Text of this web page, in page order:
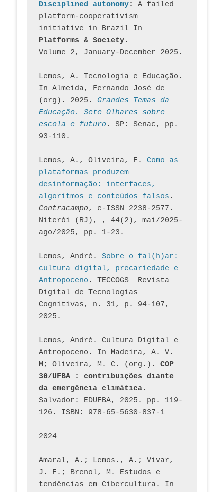
Disciplined autonomy: A failed
platform-cooperativism
initiative in Brazil In
Platforms & Society.
Volume 2, January-December 2025.
Lemos, A. Tecnologia e Educação.
In Almeida, Fernando José de
(org). 2025. Grandes Temas da
Educação. Sete Olhares sobre
escola e futuro. SP: Senac, pp.
93-110.
Lemos, A., Oliveira, F. Como as
plataformas produzem
desinformação: interfaces,
algoritmos e conteúdos falsos
Contracampo, e-ISSN 2238-2577.
Niterói (RJ), , 44(2), mai/2025-
ago/2025, pp. 1-23.
Lemos, André. Sobre o fal(h)ar:
cultura digital, precariedade e
Antropoceno . TECCOGS— Revista
Digital de Tecnologias
Cognitivas, n. 31, p. 94-107,
2025.
Lemos, André. Cultura Digital e
Antropoceno. In Madeira, A. V.
M; Oliveira, M. C. (org.). COP
30/UFBA : contribuições diante
da emergência climática.
Salvador: EDUFBA, 2025. pp. 119-
126. ISBN: 978-65-5630-837-1
2024
Amaral, A.; Lemos., A.; Vivar,
J. F.; Brenol, M. Estudos e
tendências em Cibercultura. In